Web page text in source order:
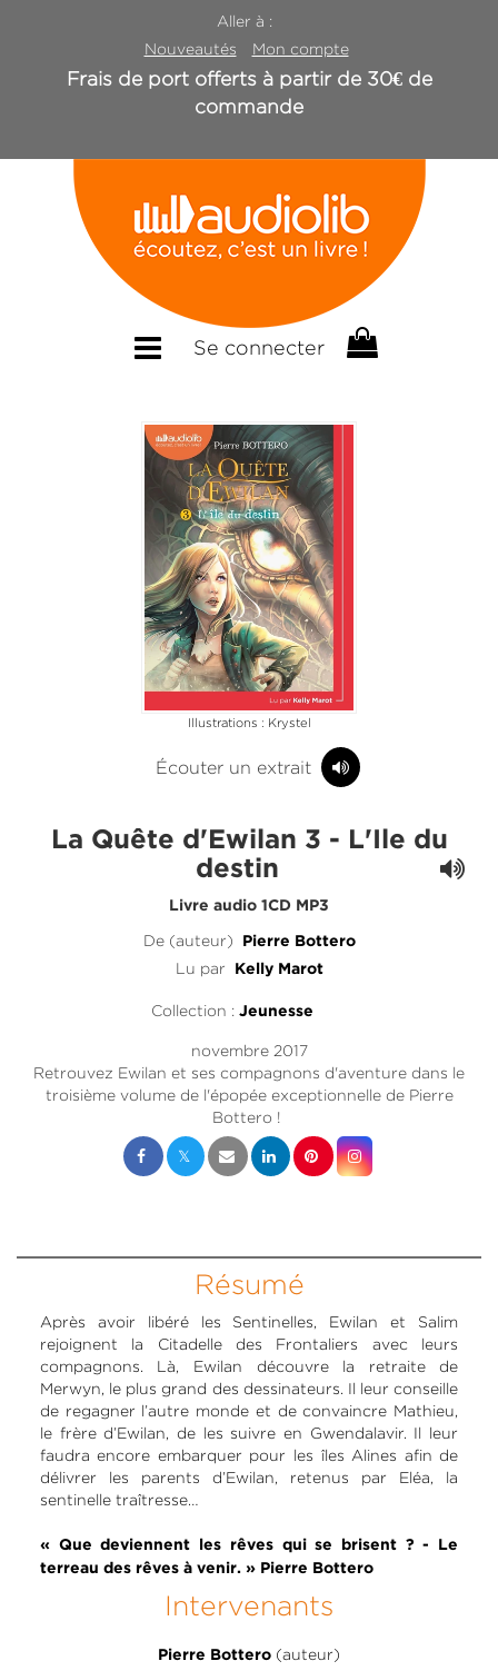
Aller à :
Nouveautés
Mon compte
Frais de port offerts à partir de 30€ de
commande
Se connecter
Illustrations : Krystel
Écouter un extrait
La Quête d'Ewilan 3 - L'Ile du
destin
Livre audio 1CD MP3
De (auteur) Pierre Bottero
Lu par Kelly Marot
Collection : Jeunesse
novembre 2017
Retrouvez Ewilan et ses compagnons d'aventure dans le
troisième volume de l'épopée exceptionnelle de Pierre
Bottero !
Résumé
Après avoir libéré les Sentinelles, Ewilan et Salim
rejoignent la Citadelle des Frontaliers avec leurs
compagnons. Là, Ewilan découvre la retraite de
Merwyn, le plus grand des dessinateurs. Il leur conseille
de regagner l’autre monde et de convaincre Mathieu,
le frère d’Ewilan, de les suivre en Gwendalavir. Il leur
faudra encore embarquer pour les îles Alines afin de
délivrer les parents d’Ewilan, retenus par Eléa, la
sentinelle traîtresse…
« Que deviennent les rêves qui se brisent ? - Le
terreau des rêves à venir. » Pierre Bottero
Intervenants
Pierre Bottero (auteur)